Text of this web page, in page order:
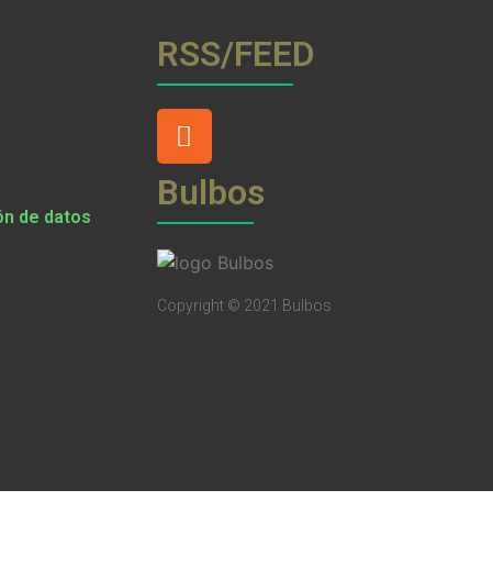
de datos
RSS/FEED
Bulbos
Copyright © 2021 Bulbos